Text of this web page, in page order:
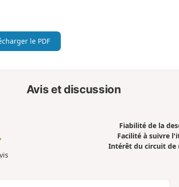
le PDF
Avis et discussion
Fiabilité de la
Facilité à suivre
Intérêt du circuit de